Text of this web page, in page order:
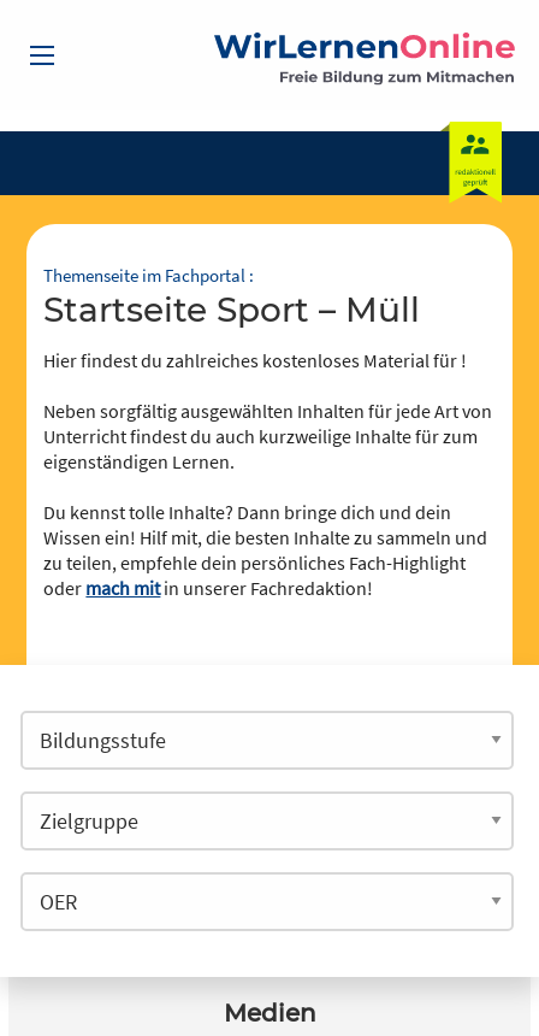
Themenseite im Fachportal :
Startseite Sport – Müll
Hier findest du zahlreiches kostenloses Material für !
Neben sorgfältig ausgewählten Inhalten für jede Art von
Unterricht findest du auch kurzweilige Inhalte für zum
eigenständigen Lernen.
Du kennst tolle Inhalte? Dann bringe dich und dein
Wissen ein! Hilf mit, die besten Inhalte zu sammeln und
zu teilen, empfehle dein persönliches Fach-Highlight
oder mach mitin unserer Fachredaktion!
Medien